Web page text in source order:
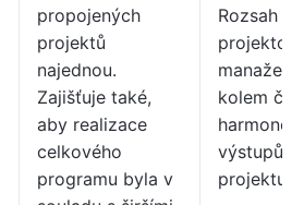
propojených
projektů
najednou.
Zajišťuje také,
aby realizace
celkového
programu byla v
Rozsah
kolem
výstupů
projektu.